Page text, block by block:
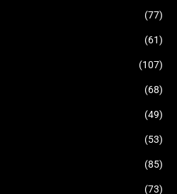
(77)
(61)
(107)
(68)
(49)
(53)
(85)
(73)